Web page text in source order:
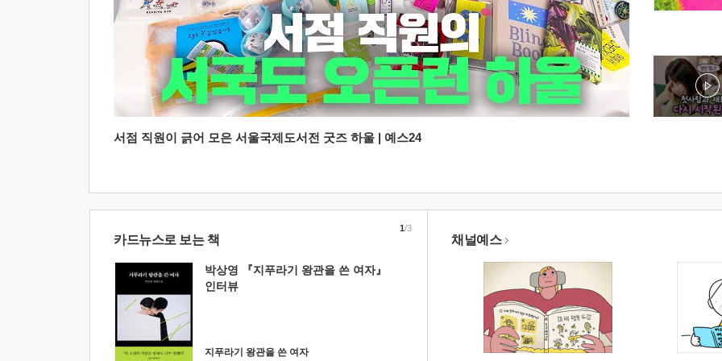
서점 직원이 긁어 모은 서울국제도서전 굿즈 하울 | 예스24
카드뉴스로 보는 책
박상영 『지푸라기 왕관을 쓴 여자』
인터뷰
지푸라기 왕관을 쓴 여자
1/3
채널예스